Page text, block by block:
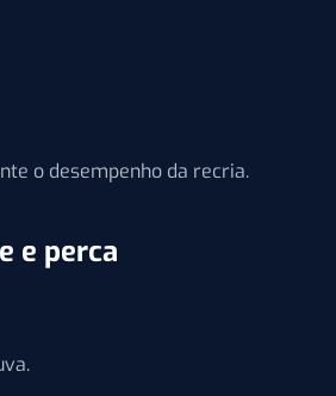
o desempenho da recria.
e perca